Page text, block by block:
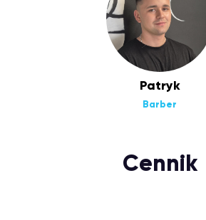
Patryk
Barber
Cennik